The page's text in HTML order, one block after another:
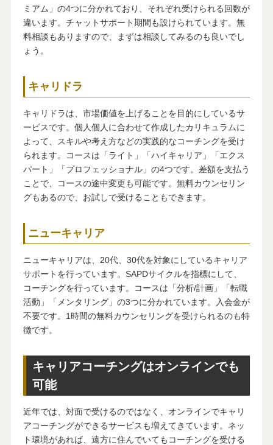
ミアム」の4つに分かれており、それぞれ受けられる回数が
違います。チャットサポート期間も設けられています。無
料相談もありますので、まずは相談してみるのも良いでし
ょう。
キャリドラ
キャリドラは、市場価値を上げることを目的にしているサ
ービスです。個人個人に合わせて作成したカリキュラムに
よって、スキルや考え方などの実践的なコーチングを受け
られます。コースは「ライト」「ハイキャリア」「エクス
パート」「プロフェッショナル」の4つです。差額を支払う
ことで、コースの途中変更も可能です。無料カウンセリン
グもあるので、お試しで受けることもできます。
ニューキャリア
ニューキャリアは、20代、30代を対象にしているキャリア
サポートを行っています。SAPDサイクルを指標にして、
コーチングを行っています。コースは「分析/計画」「転職
活動」「メンタリング」の3つに分かれています。入会金が
不要です。1時間の無料カウンセリングを受けられるのも特
徴です。
キャリアコーチングはオンラインでも
可能
近年では、対面で受けるのではなく、オンラインでキャリ
アコーチングができるサービスも増えてきています。ネッ
ト環境があれば、遠方に住んでいてもコーチングを受ける